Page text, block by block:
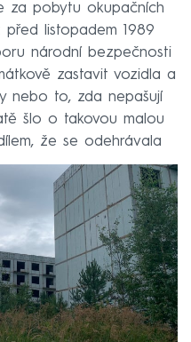
za pobytu okupačních
před listopadem 1989
národní bezpečnosti
zastavit vozidla a
nebo to, zda nepašují
šlo o takovou malou
že se odehrávala